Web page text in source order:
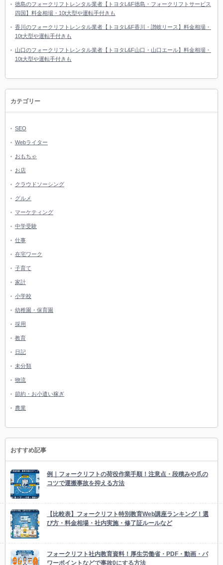
徳島のフォークリフトレンタル業者【トヨタL&F徳島・フォークリフトサービス
四国】料金相場・10t大型や運転手付きも
香川のフォークリフトレンタル業者【トヨタL&F香川・讃岐リース】料金相場・
10t大型や運転手付きも
山口のフォークリフトレンタル業者【トヨタL&F山口・山口エール】料金相場・
10t大型や運転手付きも
カテゴリー
SEO
Webライター
おもちゃ
お店
クラウドソーシング
グルメ
マーケティング
中学受験
仕事
在宅ワーク
子育て
家計
小学校
幼稚園・保育園
採用
教育
日記
未分類
物流
節約・お小遣い稼ぎ
農業
おすすめ記事
例｜フォークリフトの荷役作業手順！注意点・段積みや爪の
コツで運搬事故を抑える方法
【比較表】フォークリフト特別教育Web講座ランキング！選
び方・料金相場・社内実施・修了証ルールなど
フォークリフト社内教育資料！厚生労働省・PDF・動画・パ
ワーポイントなどで事故0にする方法